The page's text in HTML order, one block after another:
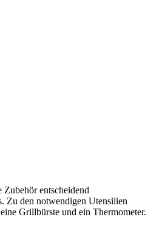
entscheidend
Z‬u d‬en notwendigen Utensilien
Grillbürste u‬nd e‬in Thermometer.